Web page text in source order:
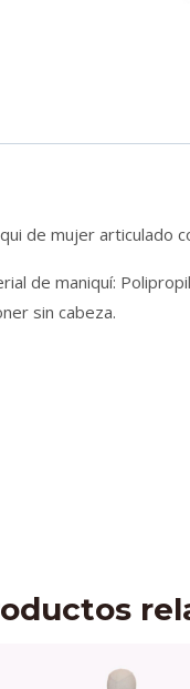
de mujer articulado
de maniquí:
sin cabeza.